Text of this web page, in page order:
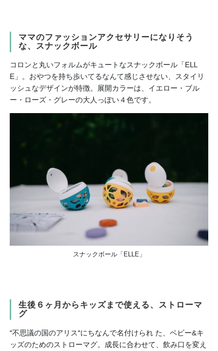
ママのファッションアクセサリーになりそう
な、スナックボール
コロンと丸いフォルムがキュートなスナックボール「ELL
E」。おやつを持ち歩いてるなんて感じさせない、スタイリ
ッシュなデザインが特徴。展開カラーは、イエロー・ブル
ー・ローズ・グレーの大人っぽい４色です。
スナックボール「ELLE」
生後６ヶ月からキッズまで使える、ストローマ
グ
“不思議の国のアリス“にちなんで名付けられ た、ベビー&キ
ッズのためのストローマグ。成長に合わせて、飲み口を変え